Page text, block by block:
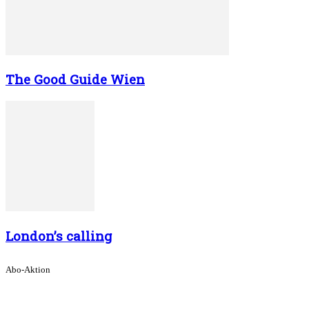
The Good Guide Wien
London’s calling
Abo-Aktion